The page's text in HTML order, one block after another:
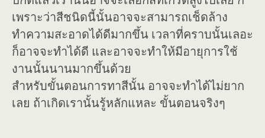
เพราะว่าสีชนิดนี้นั้นอาจจะสามารถเช็ดล้าง
ทำความสะอาดได้ดีมากขึ้น เวลาที่คราบนั้นเลอะ
ก็อาจจะทำได้ดี และอาจจะทำให้มีอายุการใช้
งานนั้นนานมากขึ้นด้วย
สำหรับขั้นตอนการทาสีนั้น อาจจะทำได้ไม่ยาก
เลย ถ้าเกิดเรานั้นรู้หลักแหละ ขั้นตอนจริงๆ